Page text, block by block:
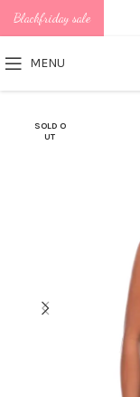
MENU
SOLD O
UT
Blackfriday sale